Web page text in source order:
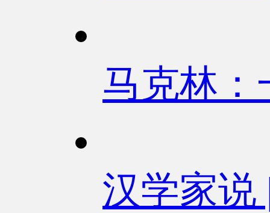
马克林：
汉学家说